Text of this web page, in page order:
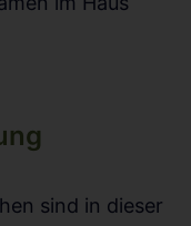
sind in dieser